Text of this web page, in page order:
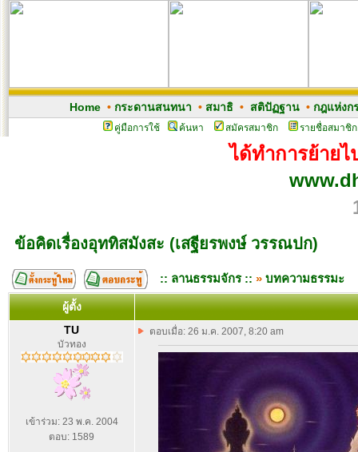
Home •กระดานสนทนา • สมาธิ • สติปัฏฐาน •กฎแห่งก
คู่มือการใช้ ค้นหา สมัครสมาชิก รายชื่อสมาชิก
ได้ทำการย้าย
ข้อคิดเรื่องอุททิสมังสะ (เสฐียรพงษ์ วรรณปก)
:: ลานธรรมจักร :: » บทความธรรมะ
ผู้ตั้ง
TU
บัวทอง
เข้าร่วม: 23 พ.ค. 2004
ตอบ: 1589
ตอบเมื่อ: 26 ม.ค. 2007, 8:20 am